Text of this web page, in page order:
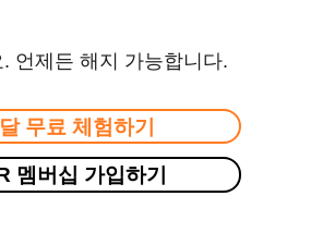
언제든 해지 가능합니다.
무료 체험하기
멤버십 가입하기